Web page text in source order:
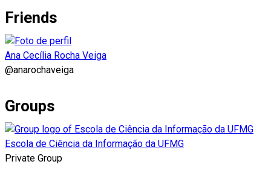
Friends
Ana Cecília Rocha Veiga
@anarochaveiga
Groups
Escola de Ciência da Informação da UFMG
Private Group